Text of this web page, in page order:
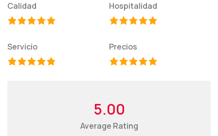
Calidad Hospitalidad
Servicio Precios
5.00
Average Rating